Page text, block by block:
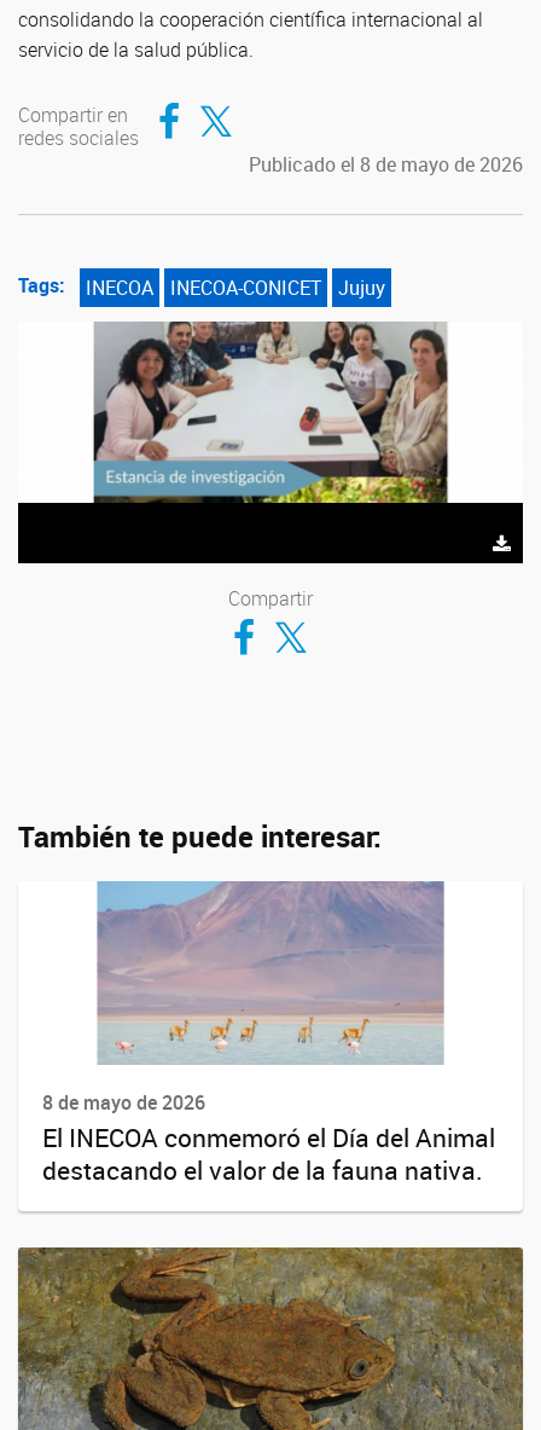
consolidando la cooperación científica internacional al
servicio de la salud pública.
Compartir en
redes sociales
Compartir en Facebook
Compartir en Twitter
Publicado el 8 de mayo de 2026
Tags: INECOA INECOA-CONICET Jujuy
Compartir
Compartir en Facebook
Compartir en Twitter
También te puede interesar:
8 de mayo de 2026
El INECOA conmemoró el Día del Animal
destacando el valor de la fauna nativa.